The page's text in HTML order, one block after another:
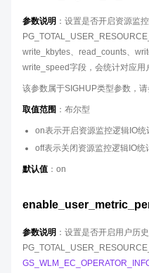
参数说明 ：设置是否开启资源监
write_kbytes、read_counts、
write_speed字段，会统计对应用
该参数属于SIGHUP类型参数，
取值范围 ：布尔型
on表示开启资源监控逻辑IO统
off表示关闭资源监控逻辑IO统
默认值 ：on
参数说明 ：设置是否开启用户历